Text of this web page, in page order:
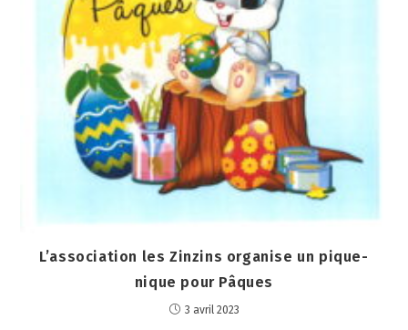
L’association les Zinzins organise un pique-
nique pour Pâques
3 avril 2023